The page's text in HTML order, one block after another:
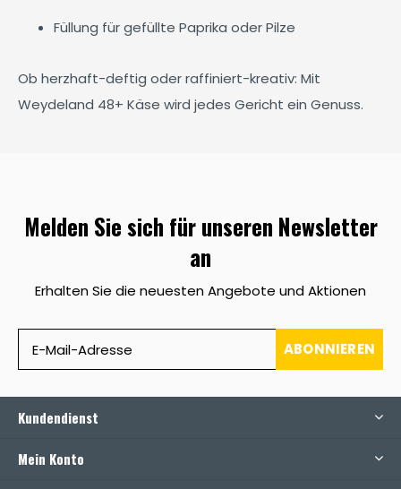
Füllung für gefüllte Paprika oder Pilze
Ob herzhaft-deftig oder raffiniert-kreativ: Mit
Weydeland 48+ Käse wird jedes Gericht ein Genuss.
Melden Sie sich für unseren Newsletter
an
Erhalten Sie die neuesten Angebote und Aktionen
ABONNIEREN
Kundendienst
Mein Konto